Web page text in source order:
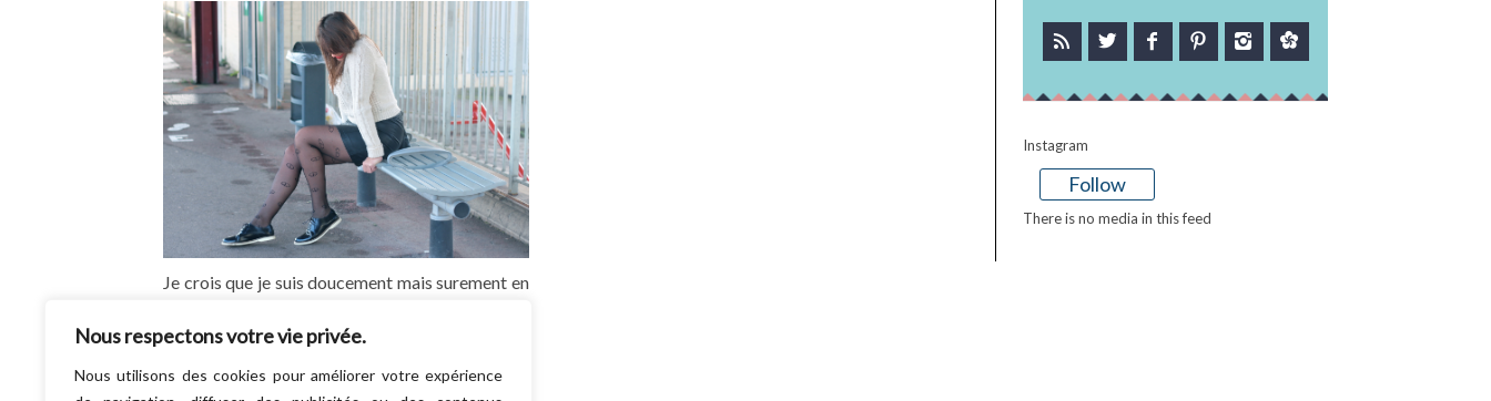
Nous respectons votre vie privée.
Nous utilisons des cookies pour améliorer votre expérience
Je crois que je suis doucement mais surement en
derbies. Celles-ci sont parfaites je trouve. Un
Instagram
Follow
There is no media in this feed